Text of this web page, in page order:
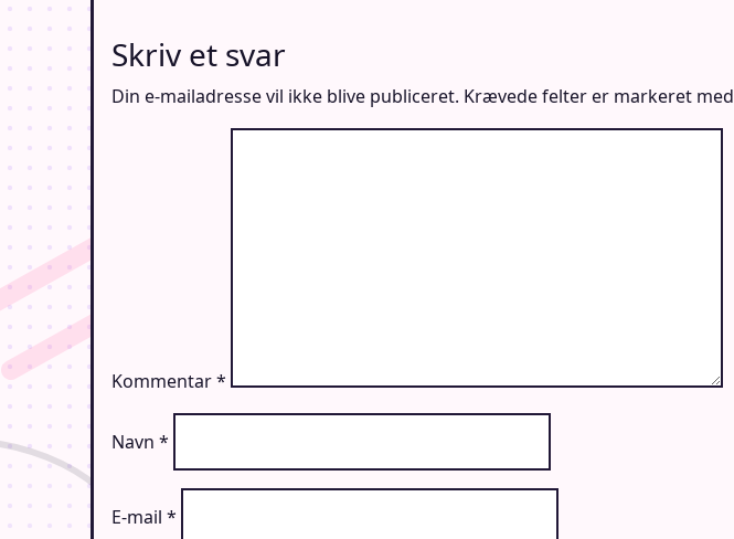
Skriv et svar
Din e-mailadresse vil ikke blive publiceret. Krævede felter er markeret med
Kommentar*
Navn *
E-mail *